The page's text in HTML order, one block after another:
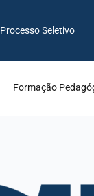
Processo Seletivo
Formação